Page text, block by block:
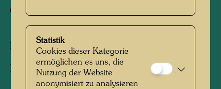
Gedruckt von:
Studio Quattro, Venice-Mestre,
1976
Koordinator: Alberto della Vecchia
Nach Werk557 HOUSES IN THE SNOW,
Statistik
Cookies dieser Kategorie
ermöglichen es uns, die
Nutzung der Website
anonymisiert zu analysieren